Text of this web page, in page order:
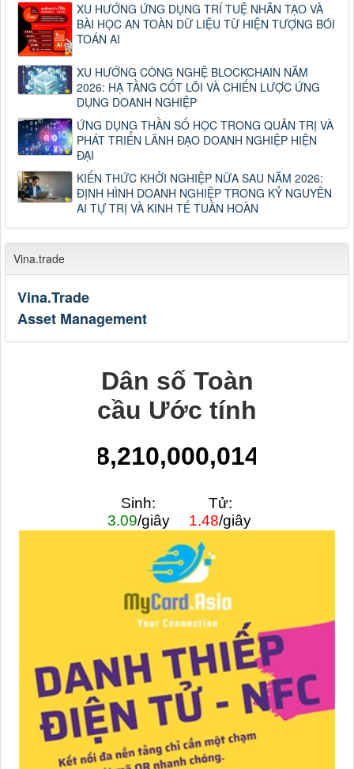
XU HƯỚNG ỨNG DỤNG TRÍ TUỆ NHÂN TẠO VÀ
BÀI HỌC AN TOÀN DỮ LIỆU TỪ HIỆN TƯỢNG BÓI
TOÁN AI
XU HƯỚNG CÔNG NGHỆ BLOCKCHAIN NĂM
2026: HẠ TẦNG CỐT LÕI VÀ CHIẾN LƯỢC ỨNG
DỤNG DOANH NGHIỆP
ỨNG DỤNG THẦN SỐ HỌC TRONG QUẢN TRỊ VÀ
PHÁT TRIỂN LÃNH ĐẠO DOANH NGHIỆP HIỆN
ĐẠI
KIẾN THỨC KHỞI NGHIỆP NỮA SAU NĂM 2026:
ĐỊNH HÌNH DOANH NGHIỆP TRONG KỶ NGUYÊN
AI TỰ TRỊ VÀ KINH TẾ TUẦN HOÀN
Vina.trade
Vina.Trade
Asset Management